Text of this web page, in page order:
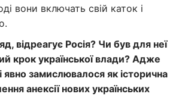
вони включать свій каток і
відреагує Росія? Чи був для неї
крок української влади? Адже
замислювалося як історична
анексії нових українських